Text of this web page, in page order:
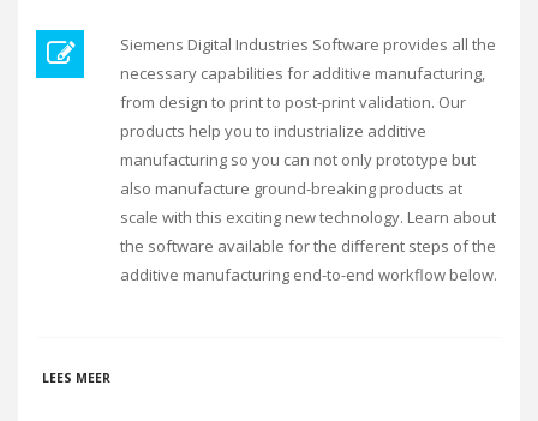
Siemens Digital Industries Software provides all the
necessary capabilities for additive manufacturing,
from design to print to post-print validation. Our
products help you to industrialize additive
manufacturing so you can not only prototype but
also manufacture ground-breaking products at
scale with this exciting new technology. Learn about
the software available for the different steps of the
additive manufacturing end-to-end workflow below.
LEES MEER